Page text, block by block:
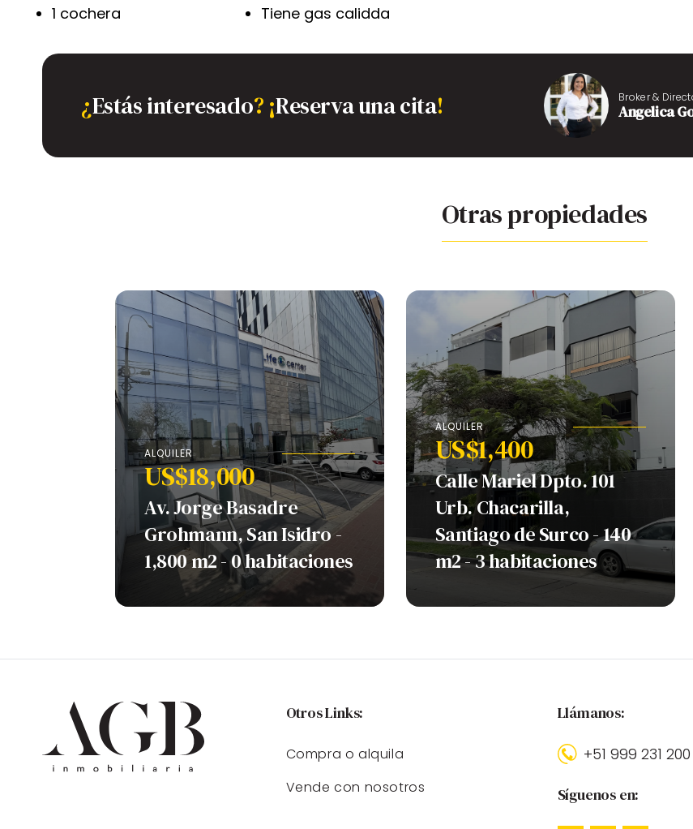
1 cochera
Tiene gas calidda
¿Estás interesado? ¡Reserva una cita! Broker &
Angelica
Otras propiedades
ALQUILER
US$18,000
Av. Jorge Basadre
Grohmann, San Isidro -
1,800 m2 - 0 habitaciones
ALQUILER
US$1,400
Calle Mariel Dpto. 101
Urb. Chacarilla,
Santiago de Surco - 140
m2 - 3 habitaciones
Otros Links:
Compra o alquila
Vende con nosotros
Llámanos:
+51 999 231 200
Síguenos en: